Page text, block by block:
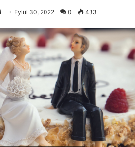
Bir
posta
göndermek
Eylül 30, 2022 0 433